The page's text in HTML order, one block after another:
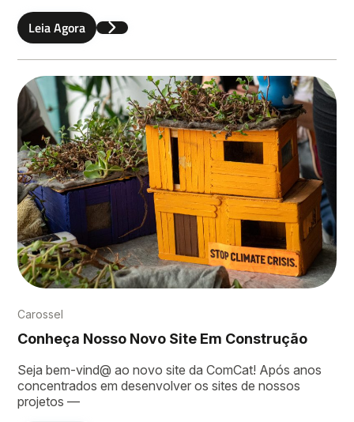
Leia Agora
Carossel
Conheça Nosso Novo Site Em Construção
Seja bem-vind@ ao novo site da ComCat! Após anos
concentrados em desenvolver os sites de nossos
projetos —